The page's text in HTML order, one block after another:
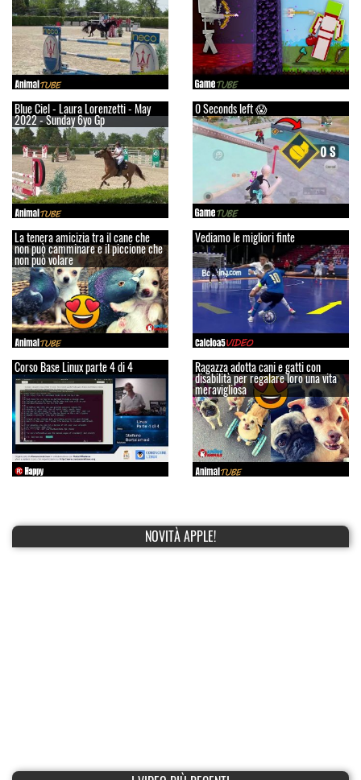
Blue Ciel - Laura Lorenzetti - May
2022 - Sunday 6yo Gp
0 Seconds left 😱
La tenera amicizia tra il cane che
non può camminare e il piccione che
non può volare
Vediamo le migliori finte
Corso Base Linux parte 4 di 4 Ragazza adotta cani e gatti con
disabilità per regalare loro una vita
meravigliosa
NOVITÀ APPLE!